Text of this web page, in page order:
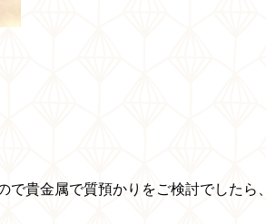
貴金属で質預かりをご検討でしたら、